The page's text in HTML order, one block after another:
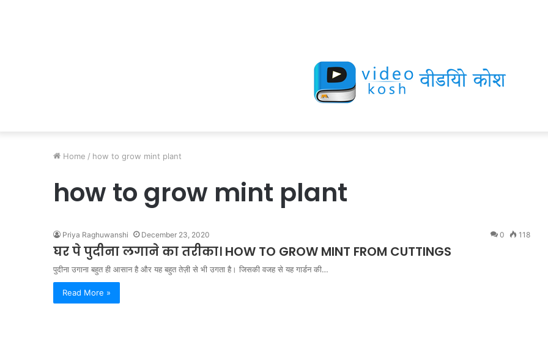
Home / how to grow mint plant
how to grow mint plant
Priya Raghuwanshi December 23, 2020 0 118
घर पे पुदीना लगाने का तरीका। HOW TO GROW MINT FROM CUTTINGS
पुदीना उगाना बहुत ही आसान है और यह बहुत तेज़ी से भी उगता है। जिसकी वजह से यह गार्डन की…
Read More »